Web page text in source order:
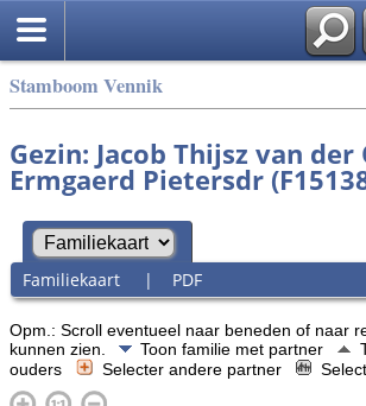
Stamboom Vennik
Gezin: Jacob Thijsz van
Ermgaerd Pietersdr
Familiekaart | PDF
Opm.: Scroll eventueel naar beneden of naar
kunnen zien.
Toon familie met partner
ouders
Selecter andere partner